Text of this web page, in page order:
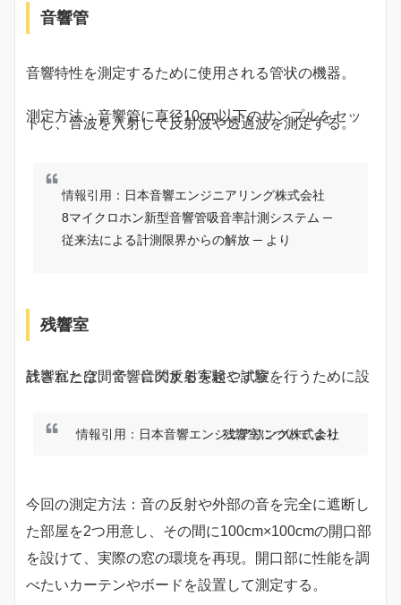
音響管
音響特性を測定するために使用される管状の機器。
測定方法：音響管に直径10cm以下のサンプルをセッ
トし、音波を入射して反射波や透過波を測定する。
情報引用： 日本音響エンジニアリング株式会社
8マイクロホン新型音響管吸音率計測システム ─
従来法による計測限界からの解放 ─ より
残響室
残響室とは、音響に関する実験や試験を行うために設計された空間で、音の反射を起こす室。
情報引用： 日本音響エンジニアリング株式会社 残響室について より
今回の測定方法：音の反射や外部の音を完全に遮断し
た部屋を2つ用意し、その間に100cm×100cmの開口部
を設けて、実際の窓の環境を再現。開口部に性能を調
べたいカーテンやボードを設置して測定する。